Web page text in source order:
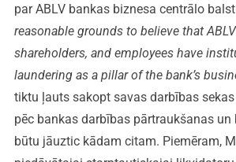
par ABLV bankas biznesa centrālo
reasonable grounds to believe that
shareholders, and employees have
laundering as a pillar of the bank’s
tiktu ļauts sakopt savas darbības
pēc bankas darbības pārtraukšanas
būtu jāuztic kādam citam. Piemēram,